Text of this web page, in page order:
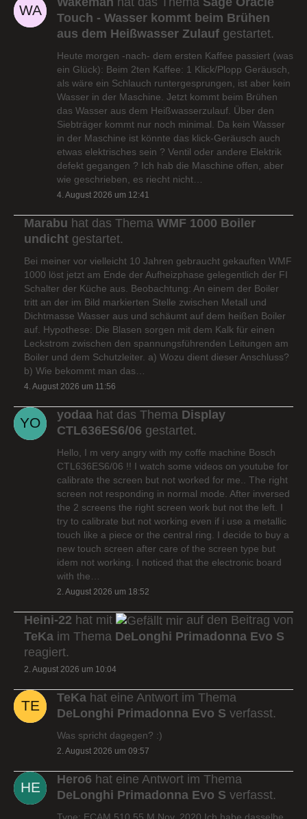
Touch - Wasser kommt beim Brühen
aus dem Heißwasser Zulauf gestartet.
Heute morgen -nach- dem ersten Kaffee passiert (was
ein Glück): Beim 2ten Kaffee: 1 Klick/Plopp Geräusch,
als wäre ein Schlauch runtergesprungen, ist aber kein
Wasser in der Maschine. Jetzt kommt beim Brühen
das Wasser aus dem Heißwasserzulauf. Über den
Siebträger kommt nur noch minimal. Da kein Wasser
in der Maschine ist könnte das klick-Geräusch auch
etwas elektrisches sein ? Ventil oder andere Elektrik
defekt gegangen ? Ich hab die Maschine offen, aber
wie geschrieben, es riecht nicht…
4. August 2026 um 12:41
Marabu hat das Thema WMF 1000 Boiler
undicht gestartet.
Bei meiner vor vielleicht 10 Jahren gebraucht gekauften WMF
1000 löst jetzt am Ende der Aufheizphase gelegentlich der FI
Schalter der Küche aus. Beobachtung: An einem der Boiler
tritt an der im Bild markierten Stelle zwischen Metall und
Dichtmasse Wasser aus und schäumt auf dem heißen Boiler
auf. Hypothese: Die Blasen sorgen mit dem Kalk für einen
Leckstrom zwischen den spannungsführenden Leitungen am
Boiler und dem Schutzleiter. a) Wozu dient dieser Anschluss?
b) Wie bekommt man das…
4. August 2026 um 11:56
yodaa hat das Thema Display
CTL636ES6/06 gestartet.
Hello, I m very angry with my coffe machine Bosch
CTL636ES6/06 !! I watch some videos on youtube for
calibrate the screen but not worked for me.. The right
screen not responding in normal mode. After inversed
the 2 screens the right screen work but not the left. I
try to calibrate but not working even if i use a metallic
touch like a piece or the central ring. I decide to buy a
new touch screen after care of the screen type but
idem not working. I noticed that the electronic board
with the…
2. August 2026 um 18:52
Heini-22 hat mit
auf den Beitrag von
TeKa im Thema DeLonghi Primadonna Evo S
reagiert.
2. August 2026 um 10:04
TeKa hat eine Antwort im Thema
DeLonghi Primadonna Evo S verfasst.
Was spricht dagegen? :)
2. August 2026 um 09:57
Hero6 hat eine Antwort im Thema
DeLonghi Primadonna Evo S verfasst.
Type: ECAM 510.55.M Nov. 2020 Ich habe dasselbe